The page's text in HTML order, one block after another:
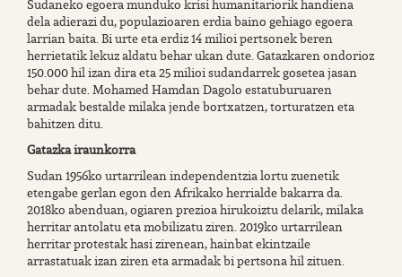
Sudaneko egoera munduko krisi humanitariorik handiena
dela adierazi du, populazioaren erdia baino gehiago egoera
larrian baita. Bi urte eta erdiz 14 milioi pertsonek beren
herrietatik lekuz aldatu behar ukan dute. Gatazkaren ondorioz
150.000 hil izan dira eta 25 milioi sudandarrek gosetea jasan
behar dute. Mohamed Hamdan Dagolo estatuburuaren
armadak bestalde milaka jende bortxatzen, torturatzen eta
bahitzen ditu.
Gatazka iraunkorra
Sudan 1956ko urtarrilean independentzia lortu zuenetik
etengabe gerlan egon den Afrikako herrialde bakarra da.
2018ko abenduan, ogiaren prezioa hirukoiztu delarik, milaka
herritar antolatu eta mobilizatu ziren. 2019ko urtarrilean
herritar protestak hasi zirenean, hainbat ekintzaile
arrastatuak izan ziren eta armadak bi pertsona hil zituen.